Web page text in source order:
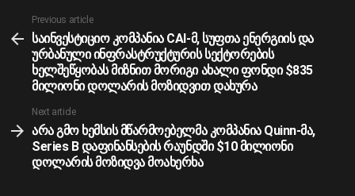
more
Previous article
საინვესტიციო კომპანია CAI-მ, სუფთა ენერგიის და
ურბანული ინფრასტრუქტურის სექტორების
ხელშეწყობას მიზნით მორიგი ახალი ფონდი $835
მილიონი დოლარის მოზიდვით დახურა
Next article
არა გმო ხემსის მწარმოებელმა კომპანია Quinn-მა,
Series B დაფინანსების რაუნდში $10 მილიონი
დოლარის მოზიდვა მოახერხა